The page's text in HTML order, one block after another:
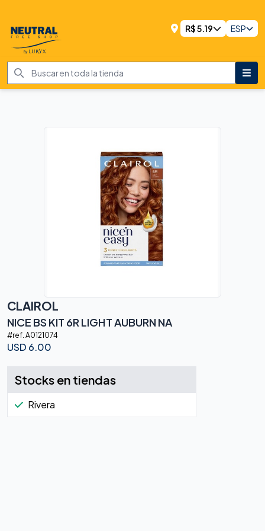
R$5.19 ESP
CLAIROL
NICE BS KIT 6R LIGHT AUBURN NA
#ref. A0121074
USD 6.00
Stocks en tiendas
Rivera